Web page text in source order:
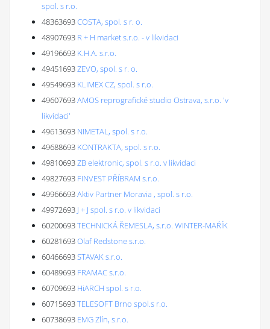
spol. s r.o.
48363693COSTA, spol. s r. o.
48907693 R + H market s.r.o. - v likvidaci
49196693 K.H.A. s.r.o.
49451693ZEVO, spol. s r. o.
49549693 KLIMEX CZ, spol. s r.o.
49607693AMOS reprografické studio Ostrava, s.r.o. 'v
likvidaci'
49613693 NIMETAL, spol. s r.o.
49688693 KONTRAKTA, spol. s r.o.
49810693ZB elektronic, spol. s r.o. v likvidaci
49827693 FINVEST PŘÍBRAM s.r.o.
49966693Aktiv Partner Moravia , spol. s r.o.
49972693 J + J spol. s r.o. v likvidaci
60200693TECHNICKÁ ŘEMESLA, s.r.o. WINTER-MAŔÍK
60281693Olaf Redstone s.r.o.
60466693STAVAK s.r.o.
60489693 FRAMAC s.r.o.
60709693 HiARCH spol. s r.o.
60715693TELESOFT Brno spol.s r.o.
60738693 EMG Zlín, s.r.o.